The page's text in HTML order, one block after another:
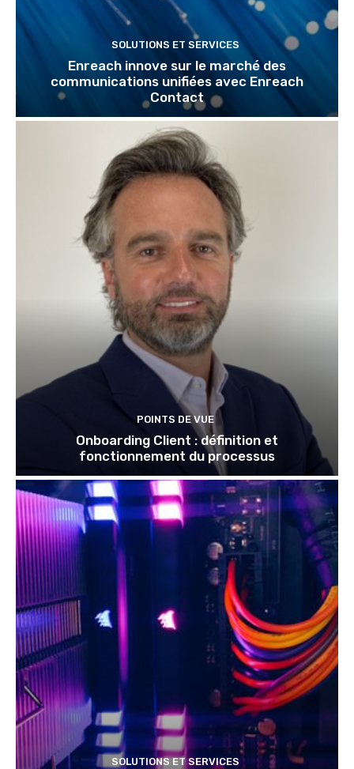
SOLUTIONS ET SERVICES
Enreach innove sur le marché des
communications unifiées avec Enreach
Contact
POINTS DE VUE
Onboarding Client : définition et
fonctionnement du processus
SOLUTIONS ET SERVICES